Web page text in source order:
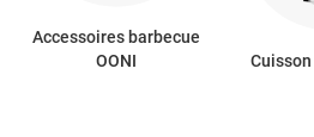
Accessoires barbecue
OONI